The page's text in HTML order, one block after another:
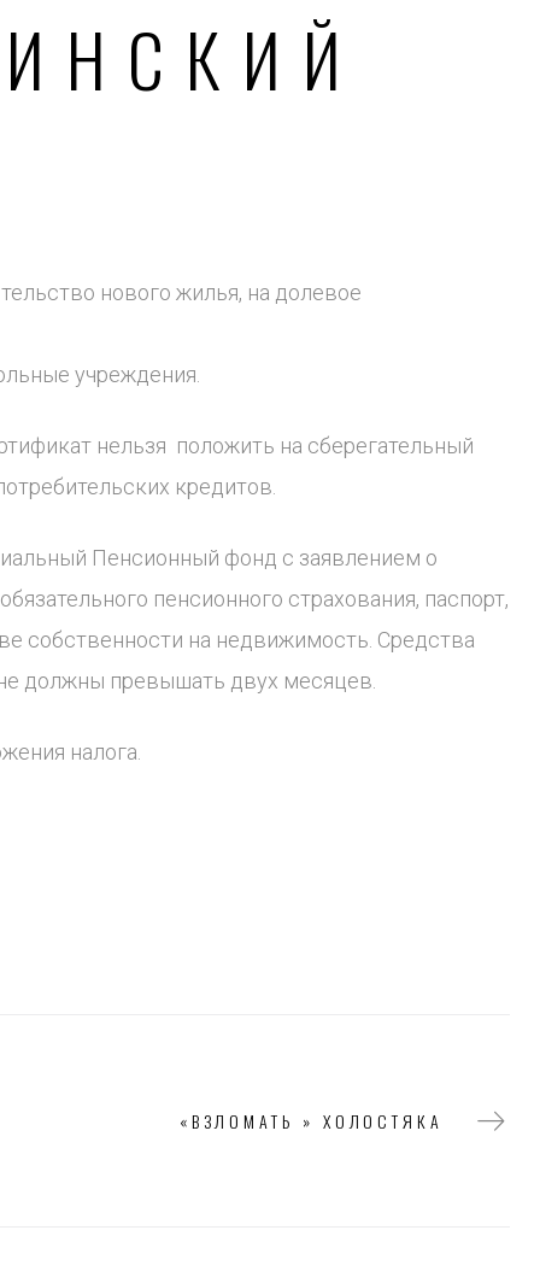
нового жилья, на долевое
учреждения.
нельзя положить на сберегательный
кредитов.
Пенсионный фонд с заявлением о
пенсионного страхования, паспорт,
собственности на недвижимость. Средства
должны превышать двух месяцев.
налога.
«ВЗЛОМАТЬ » ХОЛОСТЯКА